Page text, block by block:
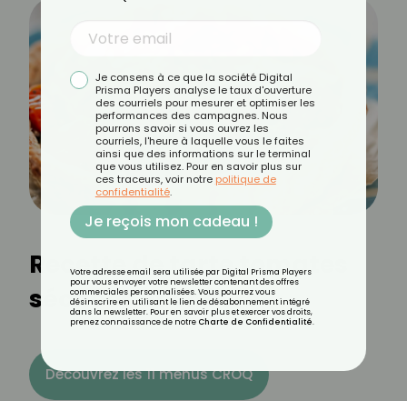
Recette de tarte tomates
séchées et chèvre
Découvrez les 11 menus CROQ
Je consens à ce que la société Digital
Prisma Players analyse le taux d'ouverture
des courriels pour mesurer et optimiser les
performances des campagnes. Nous
pourrons savoir si vous ouvrez les
courriels, l'heure à laquelle vous le faites
ainsi que des informations sur le terminal
que vous utilisez. Pour en savoir plus sur
ces traceurs, voir notre politique de
confidentialité.
Je reçois mon cadeau !
Votre adresse email sera utilisée par Digital Prisma Players
pour vous envoyer votre newsletter contenant des offres
commerciales personnalisées. Vous pourrez vous
désinscrire en utilisant le lien de désabonnement intégré
dans la newsletter. Pour en savoir plus et exercer vos droits,
prenez connaissance de notre Charte de Confidentialité.